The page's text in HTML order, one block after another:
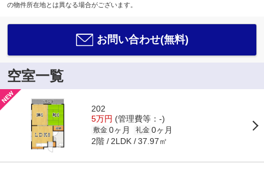
の物件所在地とは異なる場合がございます。
お問い合わせ(無料)
空室一覧
202
5万円 (管理費等：-)
敷金 0ヶ月 礼金 0ヶ月
2階 2LDK 37.97㎡